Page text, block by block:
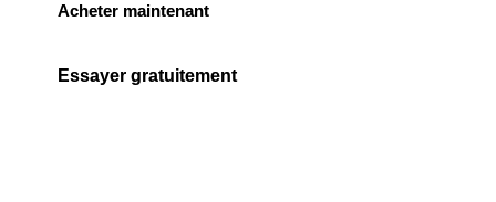
Acheter maintenant
Essayer gratuitement